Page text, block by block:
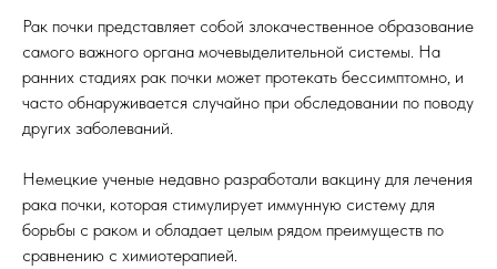
Рак почки представляет собой злокачественное образование
самого важного органа мочевыделительной системы. На
ранних стадиях рак почки может протекать бессимптомно, и
часто обнаруживается случайно при обследовании по поводу
других заболеваний.
Немецкие ученые недавно разработали вакцину для лечения
рака почки, которая стимулирует иммунную систему для
борьбы с раком и обладает целым рядом преимуществ по
сравнению с химиотерапией.